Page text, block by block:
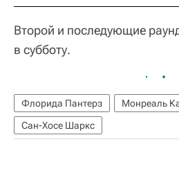
Второй и последующие
в субботу.
Флорида Пантерз
Монреаль
Сан-Хосе Шаркс